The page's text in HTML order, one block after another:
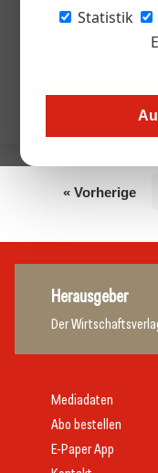
Statistik
Keine Beiträge von
« Vorherige
Herausgeber
Der
Mediadaten
Abo bestellen
E-Paper App